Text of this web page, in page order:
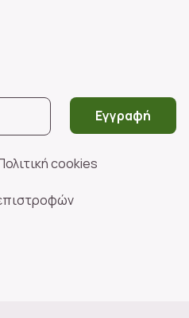
Εγγραφή
cookies